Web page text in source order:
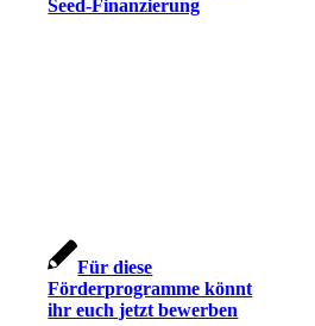
Seed-Finanzierung
Für diese
Förderprogramme könnt
ihr euch jetzt bewerben